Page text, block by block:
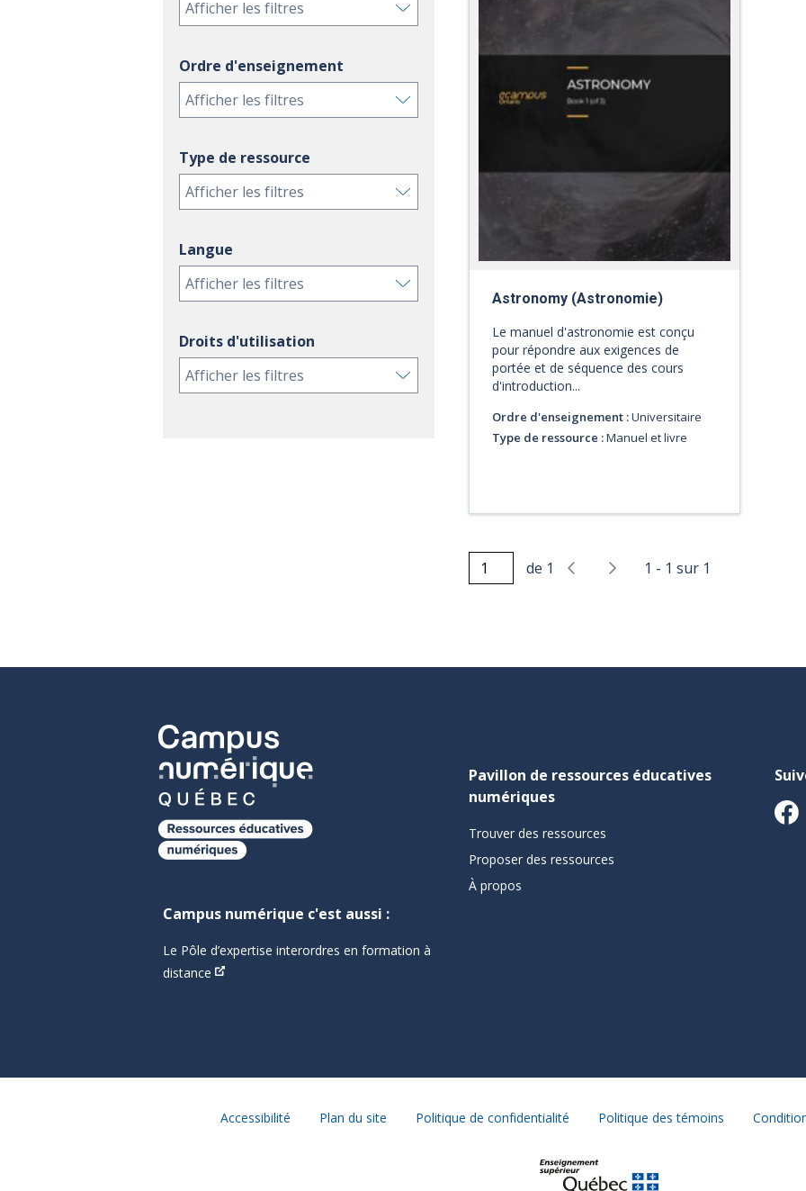
Afficher les filtres
Ordre d'enseignement
Afficher les filtres
Type de ressource
Afficher les filtres
Langue
Afficher les filtres
Droits d'utilisation
Afficher les filtres
Astronomy (Astronomie)
Le manuel d'astronomie est conçu
pour répondre aux exigences de
portée et de séquence des cours
d'introduction...
Ordre d'enseignement :Universitaire
Type de ressource :Manuel et livre
de 1 1 - 1 sur 1
Campus numérique c'est aussi :
Le Pôle d’expertise interordres en formation à
distance
Pavillon de ressources éducatives
numériques
Trouver des ressources
Proposer des ressources
À propos
Accessibilité Plan du site Politique de confidentialité Politique des témoins